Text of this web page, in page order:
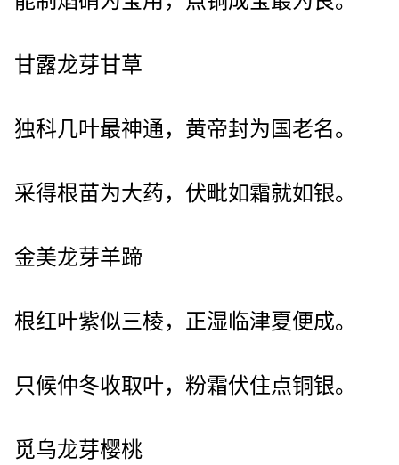
甘露龙芽甘草
独科几叶最神通，黄帝封为国老名。
采得根苗为大药，伏毗如霜就如银。
金美龙芽羊蹄
根红叶紫似三棱，正湿临津夏便成。
只候仲冬收取叶，粉霜伏住点铜银。
觅乌龙芽樱桃